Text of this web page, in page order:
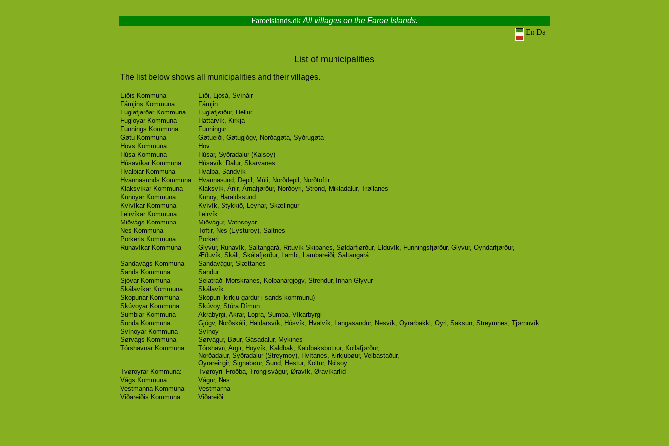
Faroeislands.dk All villages on the Faroe Islands.
List of municipalities
The list below shows all municipalities and their villages.
Eiðis Kommuna
Eiði, Ljósá, Svínáir
Fámjins Kommuna
Fámjin
Fuglafjarðar Kommuna
Fuglafjørður, Hellur
Fugloyar Kommuna
Hattarvík, Kirkja
Funnings Kommuna
Funningur
Gøtu Kommuna
Gøtueiði, Gøtugjógv, Norðagøta, Syðrugøta
Hovs Kommuna
Hov
Húsa Kommuna
Húsar, Syðradalur (Kalsoy)
Húsavíkar Kommuna
Húsavík, Dalur, Skarvanes
Hvalbiar Kommuna
Hvalba, Sandvík
Hvannasunds Kommuna
Hvannasund, Depil, Múli, Norðdepil, Norðtoftir
Klaksvíkar Kommuna
Klaksvík, Ánir, Árnafjørður, Norðoyri, Strond, Mikladalur, Trøllanes
Kunoyar Kommuna
Kunoy, Haraldssund
Kvívíkar Kommuna
Kvívík, Stykkið, Leynar, Skælingur
Leirvíkar Kommuna
Leirvík
Miðvágs Kommuna
Miðvágur, Vatnsoyar
Nes Kommuna
Toftir, Nes (Eysturoy), Saltnes
Porkeris Kommuna
Porkeri
Runavíkar Kommuna
Glyvur, Runavík, Saltangará, Rituvík Skipanes, Søldarfjørður, Elduvík, Funningsfjørður, Glyvur, Oyndarfjørður,
Æðuvík, Skáli, Skálafjørður, Lambi, Lambareiði, Saltangará
Sandavágs Kommuna
Sandavágur, Slættanes
Sands Kommuna
Sandur
Sjóvar Kommuna
Selatrað, Morskranes, Kolbanargjógv, Strendur, Innan Glyvur
Skálavíkar Kommuna
Skálavík
Skopunar Kommuna
Skopun (kirkju gardur i sands kommunu)
Skúvoyar Kommuna
Skúvoy, Stóra Dímun
Sumbiar Kommuna
Akrabyrgi, Akrar, Lopra, Sumba, Víkarbyrgi
Sunda Kommuna
Gjógv, Norðskáli, Haldarsvík, Hósvík, Hvalvík, Langasandur, Nesvík, Oyrarbakki, Oyri, Saksun, Streymnes, Tjørnuvík
Svínoyar Kommuna
Svínoy
Sørvágs Kommuna
Sørvágur, Bøur, Gásadalur, Mykines
Tórshavnar Kommuna
Tórshavn, Argir, Hoyvík, Kaldbak, Kaldbaksbotnur, Kollafjørður,
Norðadalur, Syðradalur (Streymoy), Hvítanes, Kirkjubøur, Velbastaður,
Oyrareingir, Signabøur, Sund, Hestur, Koltur, Nólsoy
Tvøroyrar Kommuna:
Tvøroyri, Froðba, Trongisvágur, Øravík, Øravíkarlíd
Vágs Kommuna
Vágur, Nes
Vestmanna Kommuna
Vestmanna
Viðareiðis Kommuna
Viðareiði